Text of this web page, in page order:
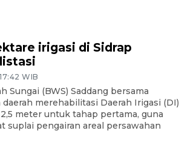
irigasi di Sidrap
WIB
Sungai (BWS) Saddang bersama
merehabilitasi Daerah Irigasi (DI)
meter untuk tahap pertama, guna
suplai pengairan areal persawahan